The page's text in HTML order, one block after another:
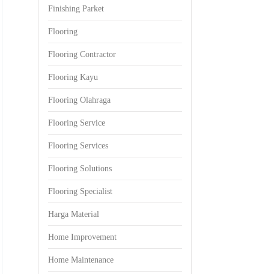
Finishing Parket
Flooring
Flooring Contractor
Flooring Kayu
Flooring Olahraga
Flooring Service
Flooring Services
Flooring Solutions
Flooring Specialist
Harga Material
Home Improvement
Home Maintenance